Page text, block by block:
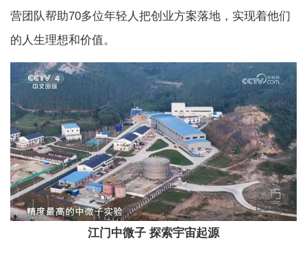
营团队帮助70多位年轻人把创业方案落地，实现着他们
的人生理想和价值。
江门中微子 探索宇宙起源